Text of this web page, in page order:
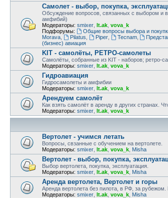
Самолет - выбор, покупка,
Обсуждение вопросов, связанных с выбором и
амфибий)
Модераторы: smixer lt.ak vova_k
Подфорумы:
Общие вопросы выбора и
Morava
Pilatus Piper, Tecnam,
(бизнес) авиация
KIT - самолёты, РЕТРО-самолеты
Самолёты, собранные из KIT - наборов; ретро-
Модераторы: smixer lt.ak vova_k
Гидроавиация
Гидросамолеты и амфибии
Модераторы: smixer lt.ak vova_k
Арендуем самолёт
Как взять самолёт в аренду в других странах.
Модераторы: smixer lt.ak vova_k
Вертолет - учимся летать
Вопросы, свзанные с обучением на вертолете.
Модераторы: smixer lt.ak vova_k Misha
Вертолет - выбор, покупка,
Выбор вертолета, покупка, эксплуатация.
Модераторы: smixer lt.ak vova_k Misha
Аренда вертолета, Вертолет и горы
Аренда вертолета без пилота, в РФ, за
Модераторы: smixer lt.ak vova_k Misha